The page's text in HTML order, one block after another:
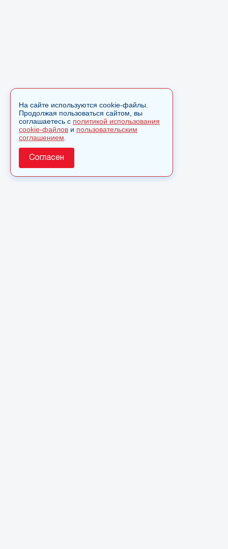
На сайте используются cookie-файлы.
Продолжая пользоваться сайтом, вы
соглашаетесь с политикой использования
cookie-файлов и пользовательским
соглашением
Согласен